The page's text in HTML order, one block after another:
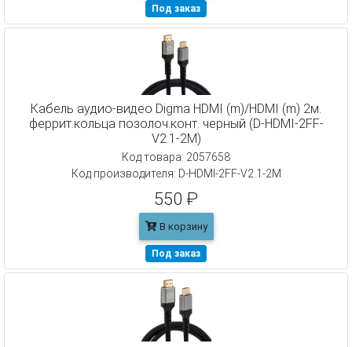
Под заказ
Кабель аудио-видео Digma HDMI (m)/HDMI (m) 2м.
феррит.кольца позолоч.конт. черный (D-HDMI-2FF-
V2.1-2M)
Код товара: 2057658
Код производителя: D-HDMI-2FF-V2.1-2M
550 ₽
В корзину
Под заказ